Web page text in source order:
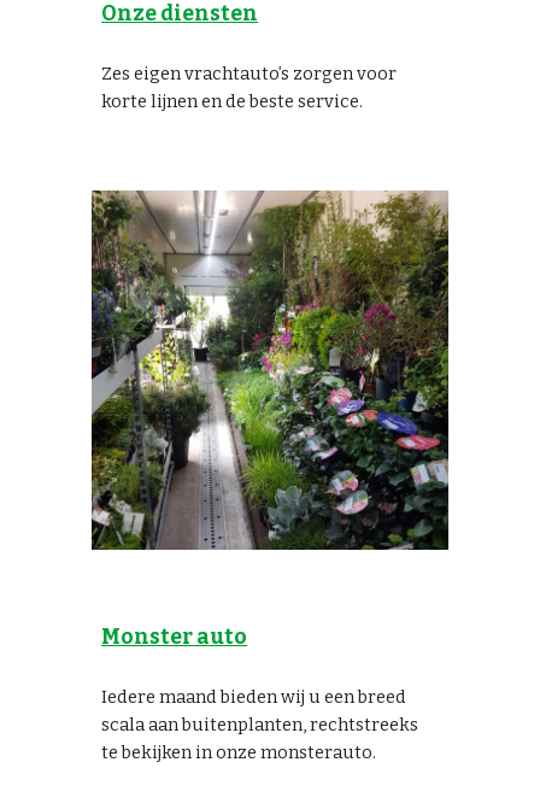
Onze diensten
Zes eigen vrachtauto’s zorgen voor
korte lijnen en de beste service.
Monster auto
Iedere maand bieden wij u een breed
scala aan buitenplanten, rechtstreeks
te bekijken in onze monsterauto.